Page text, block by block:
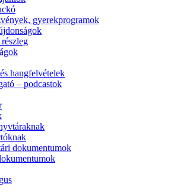
gyerekprogramok
hangfelvételek
– podcastok
dokumentumok